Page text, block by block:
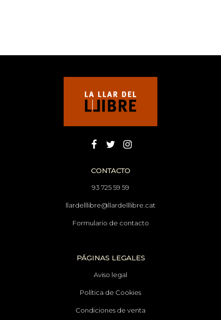
CONTACTO
93 725 59 59
llardelllibre@llardelllibre.cat
Formulario de contacto
PÁGINAS LEGALES
Aviso legal
Política de Cookies
Condiciones de venta